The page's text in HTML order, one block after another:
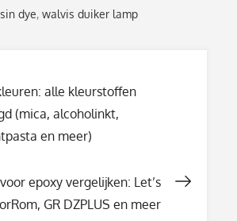
dye,walvis duiker lamp
alle kleurstoffen
(mica, alcoholinkt,
en meer)
epoxy vergelijken: Let’s
GR DZPLUS en meer